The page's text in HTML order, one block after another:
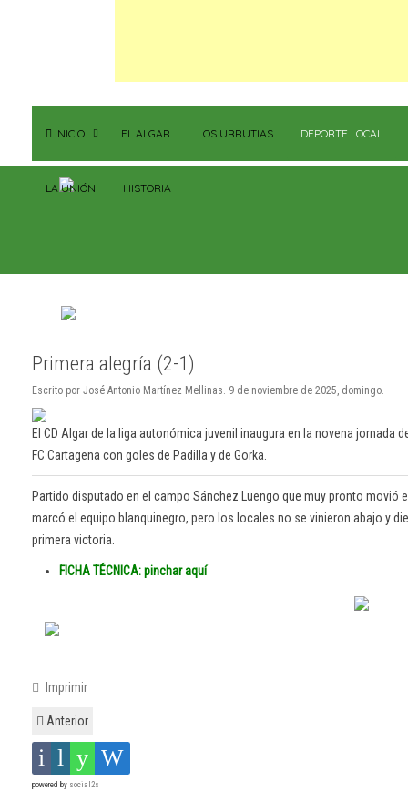
INICIO EL ALGAR LOS URRUTIAS DEPORTE LOCAL
LA UNIÓN HISTORIA
Primera alegría (2-1)
Escrito por José Antonio Martínez Mellinas. 9 de noviembre de 2025, domingo.
El CD Algar de la liga autonómica juvenil inaugura en la novena
FC Cartagena con goles de Padilla y de Gorka.
Partido disputado en el campo Sánchez Luengo que muy pronto
marcó el equipo blanquinegro, pero los locales no se vinieron abajo y
primera victoria.
FICHA TÉCNICA: pinchar aquí
Imprimir
Anterior
powered by social2s